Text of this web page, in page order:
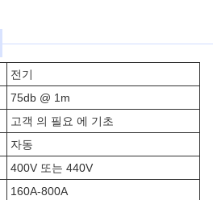
전기
75db @ 1m
고객 의 필요 에 기초
자동
400V 또는 440V
160A-800A